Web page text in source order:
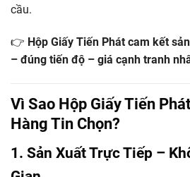
cầu.
👉 Hộp Giấy Tiến Phát cam kết
– đúng tiến độ – giá cạnh tranh
Vì Sao Hộp Giấy Tiến
Hàng Tin Chọn?
1. Sản Xuất Trực Tiếp –